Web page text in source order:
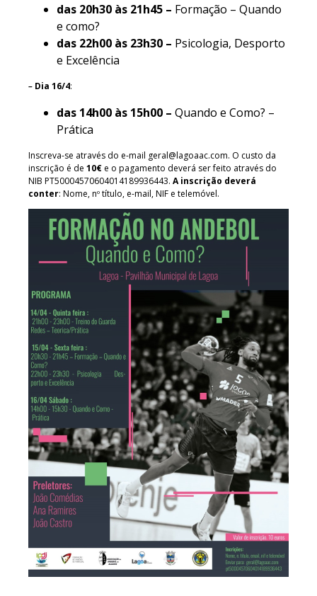
das 20h30 às 21h45 – Formação – Quando
e como?
das 22h00 às 23h30 – Psicologia, Desporto
e Excelência
– Dia 16/4:
das 14h00 às 15h00 – Quando e Como? –
Prática
Inscreva-se através do e-mail geral@lagoaac.com. O custo da
inscrição é de 10€ e o pagamento deverá ser feito através do
NIB PT50004570604014189936443. A inscrição deverá
conter: Nome, nº título, e-mail, NIF e telemóvel.